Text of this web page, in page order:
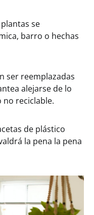
se
barro o hechas
ser reemplazadas
alejarse de lo
reciclable.
de plástico
la pena la pena